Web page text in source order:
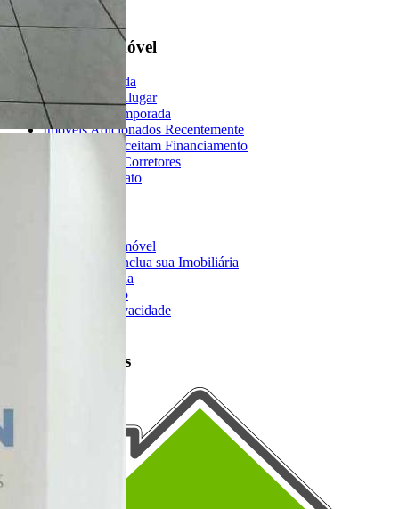
Encontre um Imóvel
Imóveis à Venda
Imóveis para Alugar
Imóveis de Temporada
Imóveis Adicionados Recentemente
Imóveis que Aceitam Financiamento
Imobiliárias e Corretores
Entre em Contato
Anuncie seu Imóvel
Cadastre-se | Inclua sua Imobiliária
Como Funciona
Termos de Uso
Política de Privacidade
Portais Parceiros